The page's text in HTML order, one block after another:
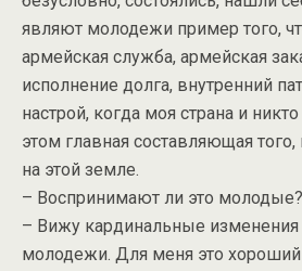
являют молодежи пример того,
армейская служба, армейская
исполнение долга, внутренний
настрой, когда моя страна и
этом главная составляющая
на этой земле.
– Воспринимают ли это молодые?
– Вижу кардинальные изменения
молодежи. Для меня это хороший